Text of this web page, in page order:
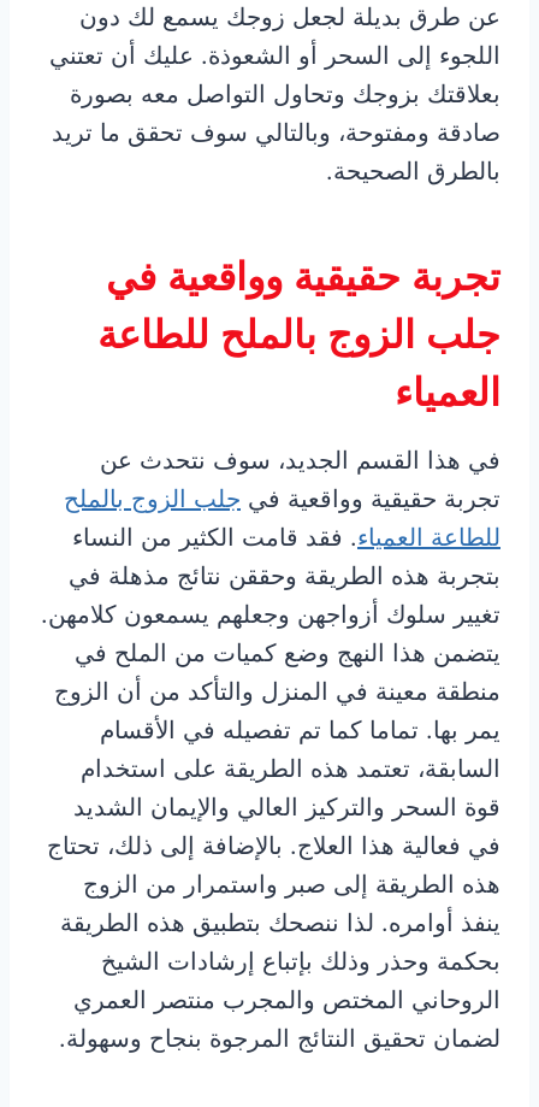
عن طرق بديلة لجعل زوجك يسمع لك دون
اللجوء إلى السحر أو الشعوذة. عليك أن تعتني
بعلاقتك بزوجك وتحاول التواصل معه بصورة
صادقة ومفتوحة، وبالتالي سوف تحقق ما تريد
بالطرق الصحيحة.
تجربة حقيقية وواقعية في
جلب الزوج بالملح للطاعة
العمياء
في هذا القسم الجديد، سوف نتحدث عن
تجربة حقيقية وواقعية في جلب الزوج بالملح
للطاعة العمياء. فقد قامت الكثير من النساء
بتجربة هذه الطريقة وحققن نتائج مذهلة في
تغيير سلوك أزواجهن وجعلهم يسمعون كلامهن.
يتضمن هذا النهج وضع كميات من الملح في
منطقة معينة في المنزل والتأكد من أن الزوج
يمر بها. تماما كما تم تفصيله في الأقسام
السابقة، تعتمد هذه الطريقة على استخدام
قوة السحر والتركيز العالي والإيمان الشديد
في فعالية هذا العلاج. بالإضافة إلى ذلك، تحتاج
هذه الطريقة إلى صبر واستمرار من الزوج
ينفذ أوامره. لذا ننصحك بتطبيق هذه الطريقة
بحكمة وحذر وذلك بإتباع إرشادات الشيخ
الروحاني المختص والمجرب منتصر العمري
لضمان تحقيق النتائج المرجوة بنجاح وسهولة.